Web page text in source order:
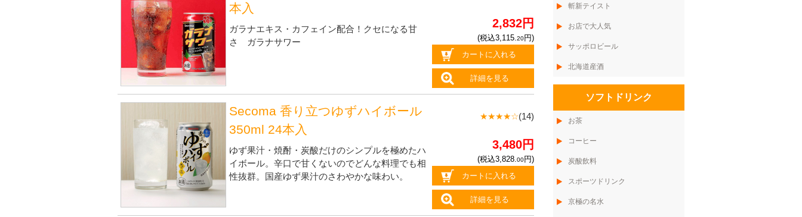
本入
ガラナエキス・カフェイン配合！クセになる甘
さ ガラナサワー
2,832円
(税込3,115. 20円)
カートに入れる
詳細を見る
Secoma 香り立つゆずハイボール
350ml 24本入
ゆず果汁・焼酎・炭酸だけのシンプルを極めたハ
イボール。辛口で甘くないのでどんな料理でも相
性抜群。国産ゆず果汁のさわやかな味わい。
★★★★☆(14)
3,480円
(税込3,828. 00円)
カートに入れる
詳細を見る
斬新テイスト
お店で大人気
サッポロビール
北海道産酒
ソフトドリンク
お茶
コーヒー
炭酸飲料
スポーツドリンク
京極の名水